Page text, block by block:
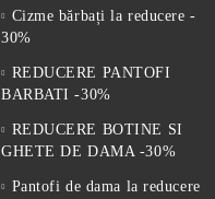
Cizme bărbați la reducere -
30%
REDUCERE PANTOFI
BARBATI -30%
REDUCERE BOTINE SI
GHETE DE DAMA -30%
Pantofi de dama la reducere